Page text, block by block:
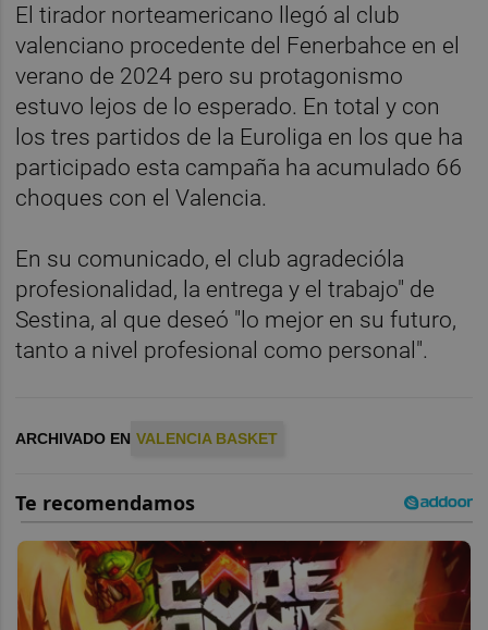
El tirador norteamericano llegó al club
valenciano procedente del Fenerbahce en el
verano de 2024 pero su protagonismo
estuvo lejos de lo esperado. En total y con
los tres partidos de la Euroliga en los que ha
participado esta campaña ha acumulado 66
choques con el Valencia.
En su comunicado, el club agradecióla
profesionalidad, la entrega y el trabajo" de
Sestina, al que deseó "lo mejor en su futuro,
tanto a nivel profesional como personal".
ARCHIVADO EN VALENCIA BASKET